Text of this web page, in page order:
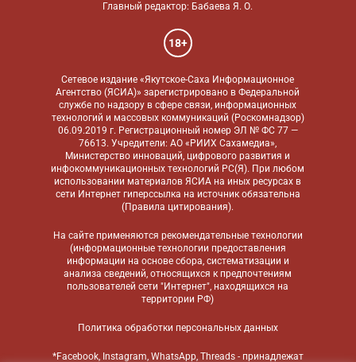
Главный редактор: Бабаева Я. О.
18+
Сетевое издание «Якутское-Саха Информационное
Агентство (ЯСИА)» зарегистрировано в Федеральной
службе по надзору в сфере связи, информационных
технологий и массовых коммуникаций (Роскомнадзор)
06.09.2019 г. Регистрационный номер ЭЛ № ФС 77 —
76613. Учредители: АО «РИИХ Сахамедиа»,
Министерство инноваций, цифрового развития и
инфокоммуникационных технологий РС(Я). При любом
использовании материалов ЯСИА на иных ресурсах в
сети Интернет гиперссылка на источник обязательна
(Правила цитирования).
На сайте применяются рекомендательные технологии
(информационные технологии предоставления
информации на основе сбора, систематизации и
анализа сведений, относящихся к предпочтениям
пользователей сети "Интернет", находящихся на
территории РФ)
Политика обработки персональных данных
*Facebook, Instagram, WhatsApp, Threads - принадлежат